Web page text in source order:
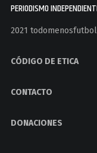
PERIODISMO
2021
CÓDIGO DE ETICA
CONTACTO
DONACIONES